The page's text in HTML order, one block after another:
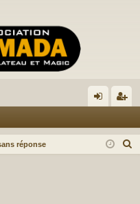
ne cri
réponse